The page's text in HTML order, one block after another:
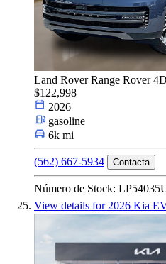
Land Rover Range Rover
$122,998
2026
gasoline
6k mi
(562) 667-5934 Contacta
Número de Stock:
View details for 2026 Kia